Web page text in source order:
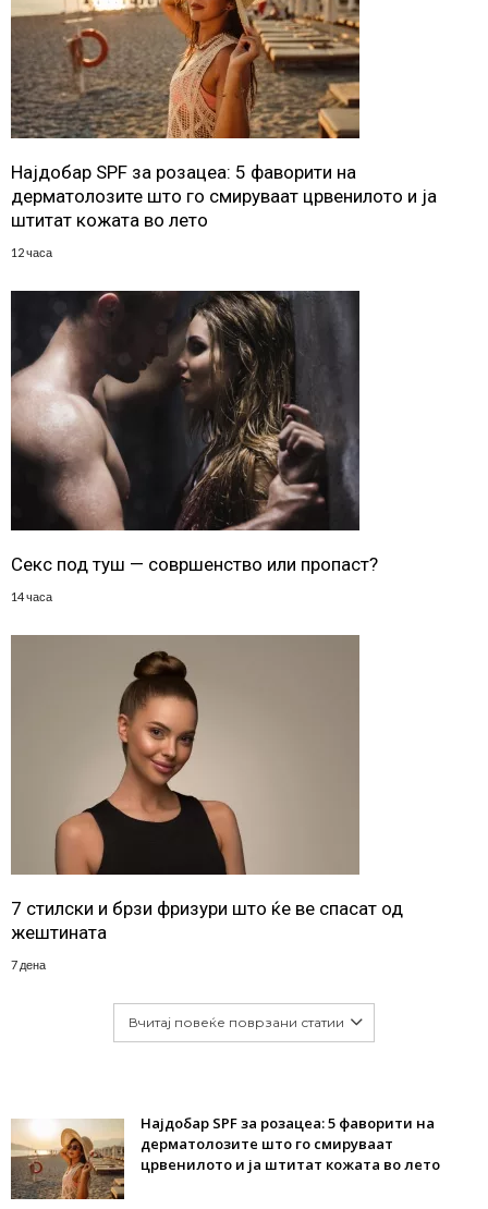
Најдобар SPF за розацеа: 5 фаворити на
дерматолозите што го смируваат црвенилото и ја
штитат кожата во лето
12 часа
Секс под туш — совршенство или пропаст?
14 часа
7 стилски и брзи фризури што ќе ве спасат од
жештината
7 дена
Вчитај повеќе поврзани статии
Најдобар SPF за розацеа: 5 фаворити на
дерматолозите што го смируваат
црвенилото и ја штитат кожата во лето